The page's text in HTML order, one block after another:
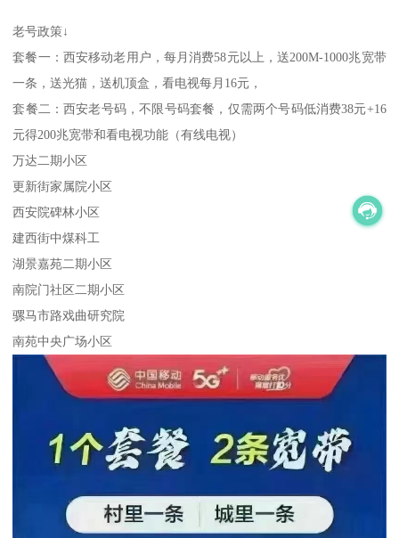
老号政策↓
套餐一：西安移动老用户，每月消费58元以上，送200M-1000兆宽带
一条，送光猫，送机顶盒，看电视每月16元，
套餐二：西安老号码，不限号码套餐，仅需两个号码低消费38元+16
元得200兆宽带和看电视功能（有线电视）
万达二期小区
更新街家属院小区
西安院碑林小区
建西街中煤科工
湖景嘉苑二期小区
南院门社区二期小区
骡马市路戏曲研究院
南苑中央广场小区